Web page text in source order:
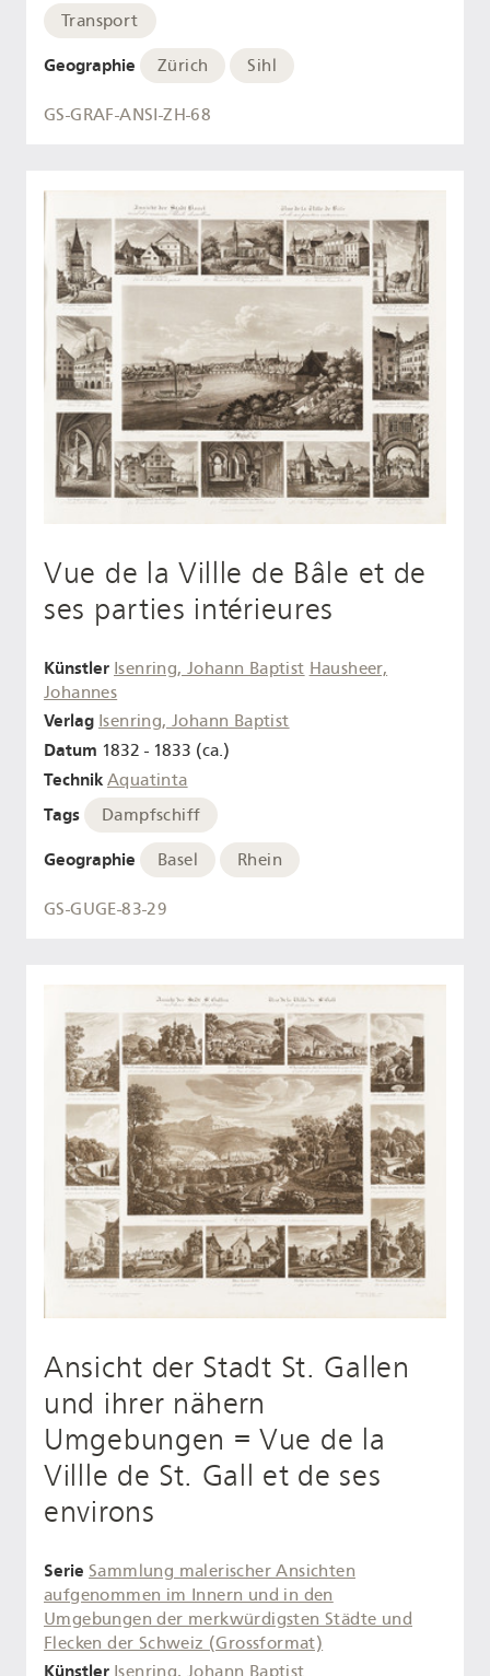
Transport
Geographie Zürich Sihl
GS-GRAF-ANSI-ZH-68
Vue de la Villle de Bâle et de
ses parties intérieures
Künstler Isenring, Johann Baptist Hausheer,
Johannes
Verlag Isenring, Johann Baptist
Datum 1832 - 1833 (ca.)
Technik Aquatinta
Tags Dampfschiff
Geographie Basel Rhein
GS-GUGE-83-29
Ansicht der Stadt St. Gallen
und ihrer nähern
Umgebungen = Vue de la
Villle de St. Gall et de ses
environs
Serie Sammlung malerischer Ansichten
aufgenommen im Innern und in den
Umgebungen der merkwürdigsten Städte und
Flecken der Schweiz (Grossformat)
Künstler